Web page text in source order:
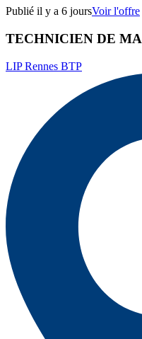
Publié il y a 6 joursVoir l'offre
TECHNICIEN DE
LIP Rennes BTP